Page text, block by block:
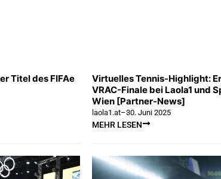
Titel des FIFAe
Virtuelles Tennis-Highlight:
VRAC-Finale bei Laola1 und
Wien [Partner-News]
laola1.at–30. Juni 2025
MEHR LESEN